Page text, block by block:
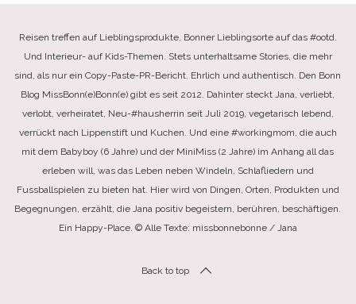
Reisen treffen auf Lieblingsprodukte, Bonner Lieblingsorte auf das #ootd.
Und Interieur- auf Kids-Themen. Stets unterhaltsame Stories, die mehr
sind, als nur ein Copy-Paste-PR-Bericht. Ehrlich und authentisch. Den Bonn
Blog MissBonn(e)Bonn(e) gibt es seit 2012. Dahinter steckt Jana, verliebt,
verlobt, verheiratet, Neu-#hausherrin seit Juli 2019, vegetarisch lebend,
verrückt nach Lippenstift und Kuchen. Und eine #workingmom, die auch
mit dem Babyboy (6 Jahre) und der MiniMiss (2 Jahre) im Anhang all das
erleben will, was das Leben neben Windeln, Schlafliedern und
Fussballspielen zu bieten hat. Hier wird von Dingen, Orten, Produkten und
Begegnungen, erzählt, die Jana positiv begeistern, berühren, beschäftigen.
Ein Happy-Place. © Alle Texte: missbonnebonne / Jana
Back to top